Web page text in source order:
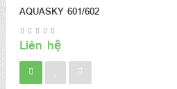
AQUASKY 601/602
Liên hệ